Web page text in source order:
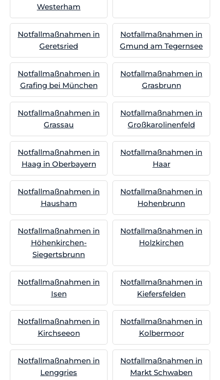
Westerham
Notfallmaßnahmen in
Geretsried
Notfallmaßnahmen in
Gmund am Tegernsee
Notfallmaßnahmen in
Grafing bei München
Notfallmaßnahmen in
Grasbrunn
Notfallmaßnahmen in
Grassau
Notfallmaßnahmen in
Großkarolinenfeld
Notfallmaßnahmen in
Haag in Oberbayern
Notfallmaßnahmen in
Haar
Notfallmaßnahmen in
Hausham
Notfallmaßnahmen in
Hohenbrunn
Notfallmaßnahmen in
Höhenkirchen-
Siegertsbrunn
Notfallmaßnahmen in
Holzkirchen
Notfallmaßnahmen in
Isen
Notfallmaßnahmen in
Kiefersfelden
Notfallmaßnahmen in
Kirchseeon
Notfallmaßnahmen in
Kolbermoor
Notfallmaßnahmen in
Lenggries
Notfallmaßnahmen in
Markt Schwaben